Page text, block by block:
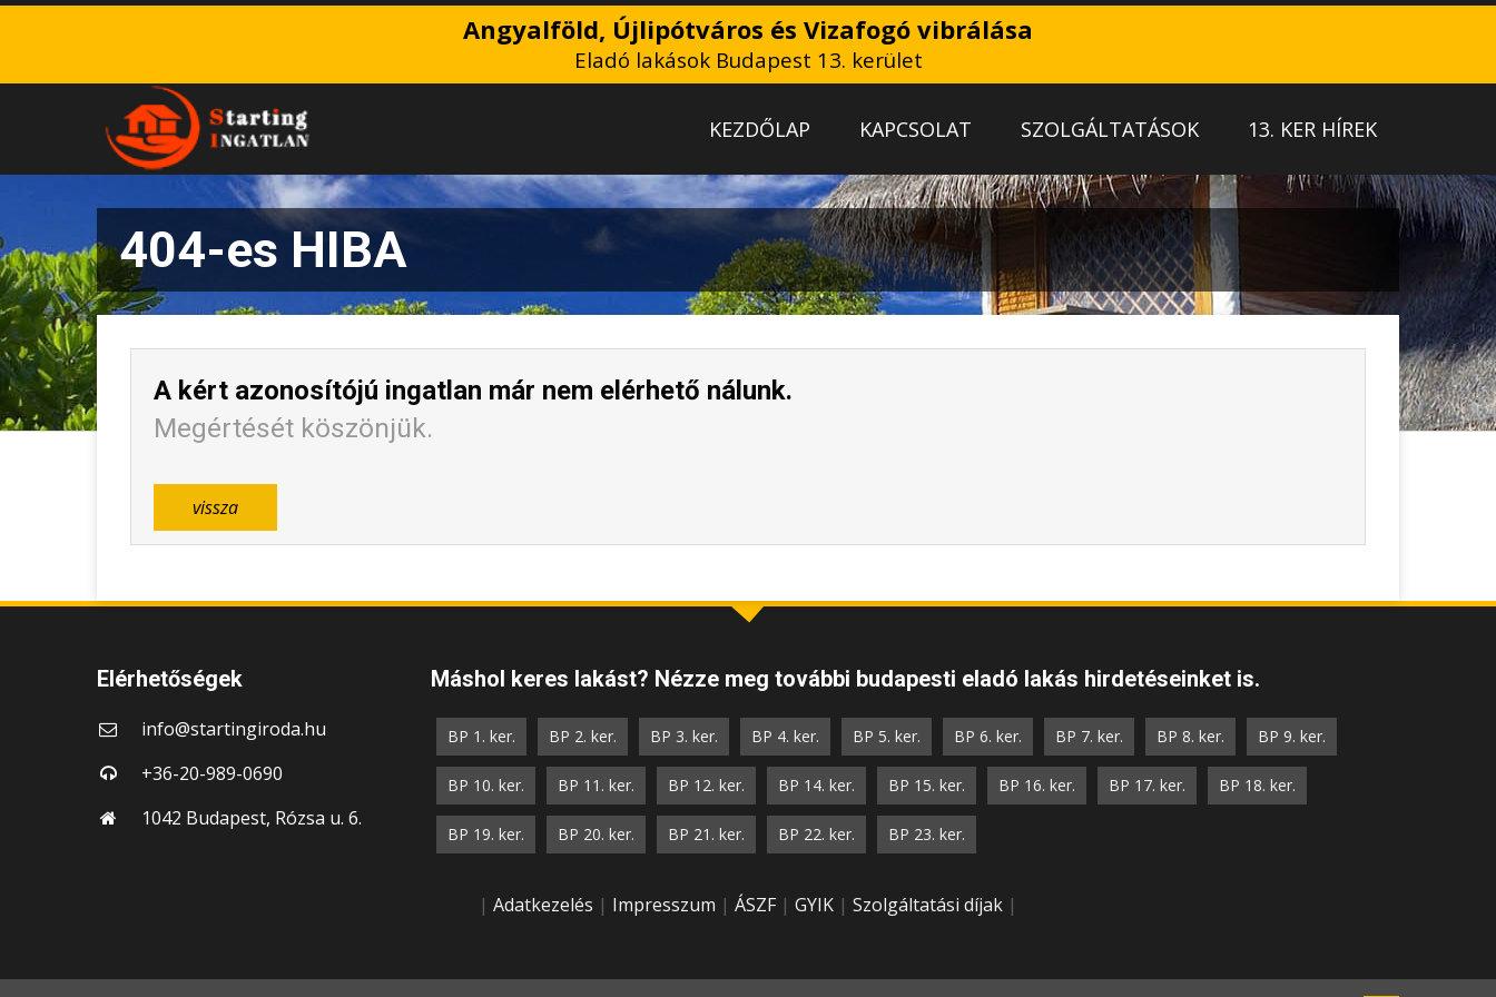
Angyalföld, Újlipótváros és Vizafogó vibrálása
Eladó lakások Budapest 13. kerület
KEZDŐLAP KAPCSOLAT SZOLGÁLTATÁSOK 13. KER HÍREK
404-es HIBA
A kért azonosítójú ingatlan már nem elérhető nálunk.
Megértését köszönjük.
vissza
Elérhetőségek
info@startingiroda.hu
+36-20-989-0690
1042 Budapest, Rózsa u. 6.
Máshol keres lakást? Nézze meg további budapesti eladó lakás hirdetéseinket is.
BP 1. ker. BP 2. ker. BP 3. ker. BP 4. ker. BP 5. ker. BP 6. ker. BP 7. ker. BP 8. ker. BP 9. ker.
BP 10. ker. BP 11. ker. BP 12. ker. BP 14. ker. BP 15. ker. BP 16. ker. BP 17. ker. BP 18. ker.
BP 19. ker. BP 20. ker. BP 21. ker. BP 22. ker. BP 23. ker.
| Adatkezelés | Impresszum | ÁSZF | GYIK | Szolgáltatási díjak |